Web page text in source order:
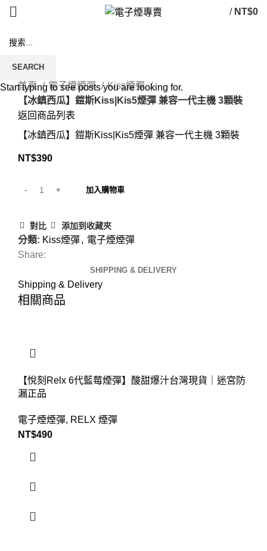
/ NT$0
Click to enlarge
首頁
電子煙煙彈
Kiss煙彈
【冰鎮西瓜】鎧斯Kiss|Kis5煙彈 兼容一代主機 3顆裝
返回商品列表
【冰鎮西瓜】鎧斯Kiss|Kis5煙彈 兼容一代主機 3顆裝
NT$390
加入購物車
對比 添加到收藏夾
分類: Kiss煙彈, 電子煙煙彈
Share:
SHIPPING & DELIVERY
Shipping & Delivery
相關商品
【悅刻Relx 6代藍莓煙彈】酸甜爆汁台灣現貨｜迷宮防
漏正品
電子煙煙彈, RELX 煙彈
NT$490
SEARCH
Start typing to see posts you are looking for.